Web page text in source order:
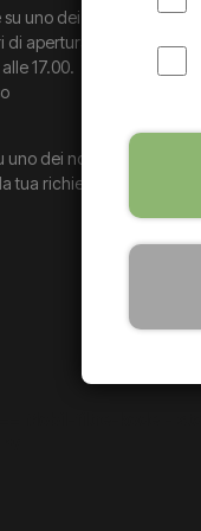
uno dei
apertura
17.00.
dei nostri
tua richiesta